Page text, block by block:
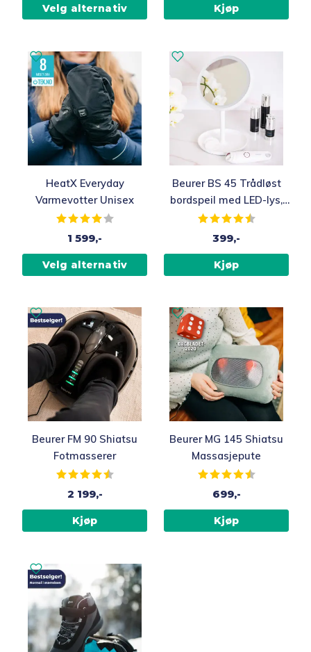
Velg alternativ Kjøp
HeatX Everyday
Varmevotter Unisex
Karakter:
1 599,-
Velg alternativ
Beurer BS 45 Trådløst
bordspeil med LED-lys,
17,5 cm
Karakter:
399,-
Kjøp
Beurer FM 90 Shiatsu
Fotmasserer
Karakter:
2 199,-
Kjøp
Beurer MG 145 Shiatsu
Massasjepute
Karakter:
699,-
Kjøp